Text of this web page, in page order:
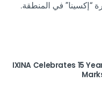
“إكسينا” في المنطقة.
. IXINA Celebrates 15